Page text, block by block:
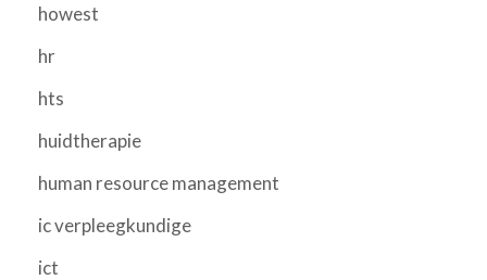
howest
hr
hts
huidtherapie
human resource management
ic verpleegkundige
ict